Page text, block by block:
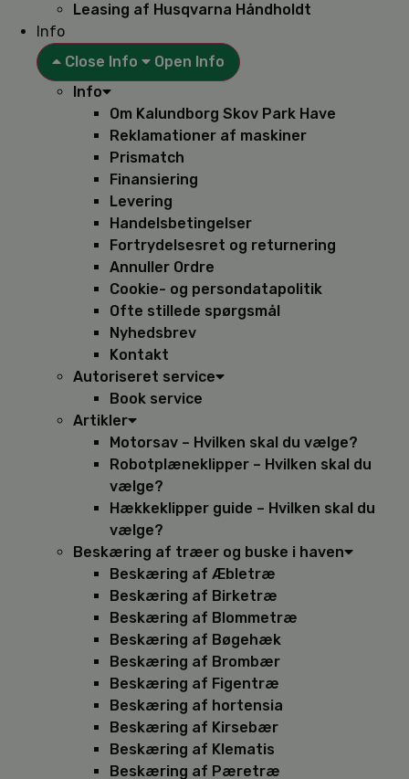
Leasing af Husqvarna Håndholdt
Info
Close Info
Open Info
Info
Om Kalundborg Skov Park Have
Reklamationer af maskiner
Prismatch
Finansiering
Levering
Handelsbetingelser
Fortrydelsesret og returnering
Annuller Ordre
Cookie- og persondatapolitik
Ofte stillede spørgsmål
Nyhedsbrev
Kontakt
Autoriseret service
Book service
Artikler
Motorsav – Hvilken skal du vælge?
Robotplæneklipper – Hvilken skal du
vælge?
Hækkeklipper guide – Hvilken skal du
vælge?
Beskæring af træer og buske i haven
Beskæring af Æbletræ
Beskæring af Birketræ
Beskæring af Blommetræ
Beskæring af Bøgehæk
Beskæring af Brombær
Beskæring af Figentræ
Beskæring af hortensia
Beskæring af Kirsebær
Beskæring af Klematis
Beskæring af Pæretræ